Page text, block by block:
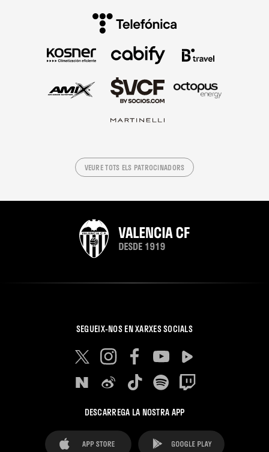
VEURE TOTS ELS PATROCINADORS
SEGUEIX-NOS EN XARXES SOCIALS
DESCARREGA LA NOSTRA APP